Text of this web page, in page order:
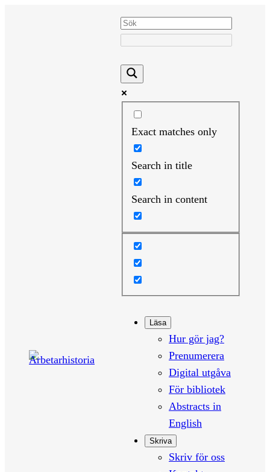
Exact matches only
Search in title
Search in content
Läsa
Hur gör jag?
Prenumerera
Digital utgåva
För bibliotek
Abstracts in
English
Skriva
Skriv för oss